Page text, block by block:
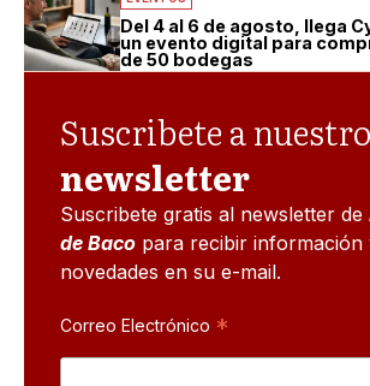
Del 4 al 6 de agosto, llega
un evento digital para
de 50 bodegas
Suscribete a nuestro
newsletter
Suscribete gratis al newsletter de
de Baco para recibir información
novedades en su e-mail.
Correo Electrónico *